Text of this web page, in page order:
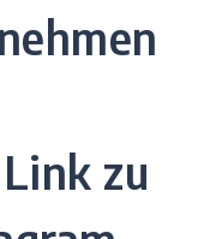
zu